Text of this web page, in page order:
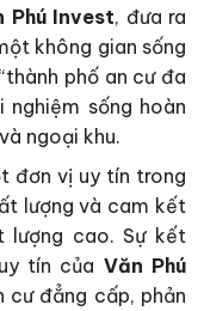
Phú Invest, đưa ra
không gian sống
phố an cư đa
sống hoàn
ngoại khu.
đơn vị uy tín trong
lượng và cam kết
lượng cao. Sự kết
tín của Văn Phú
đẳng cấp, phản